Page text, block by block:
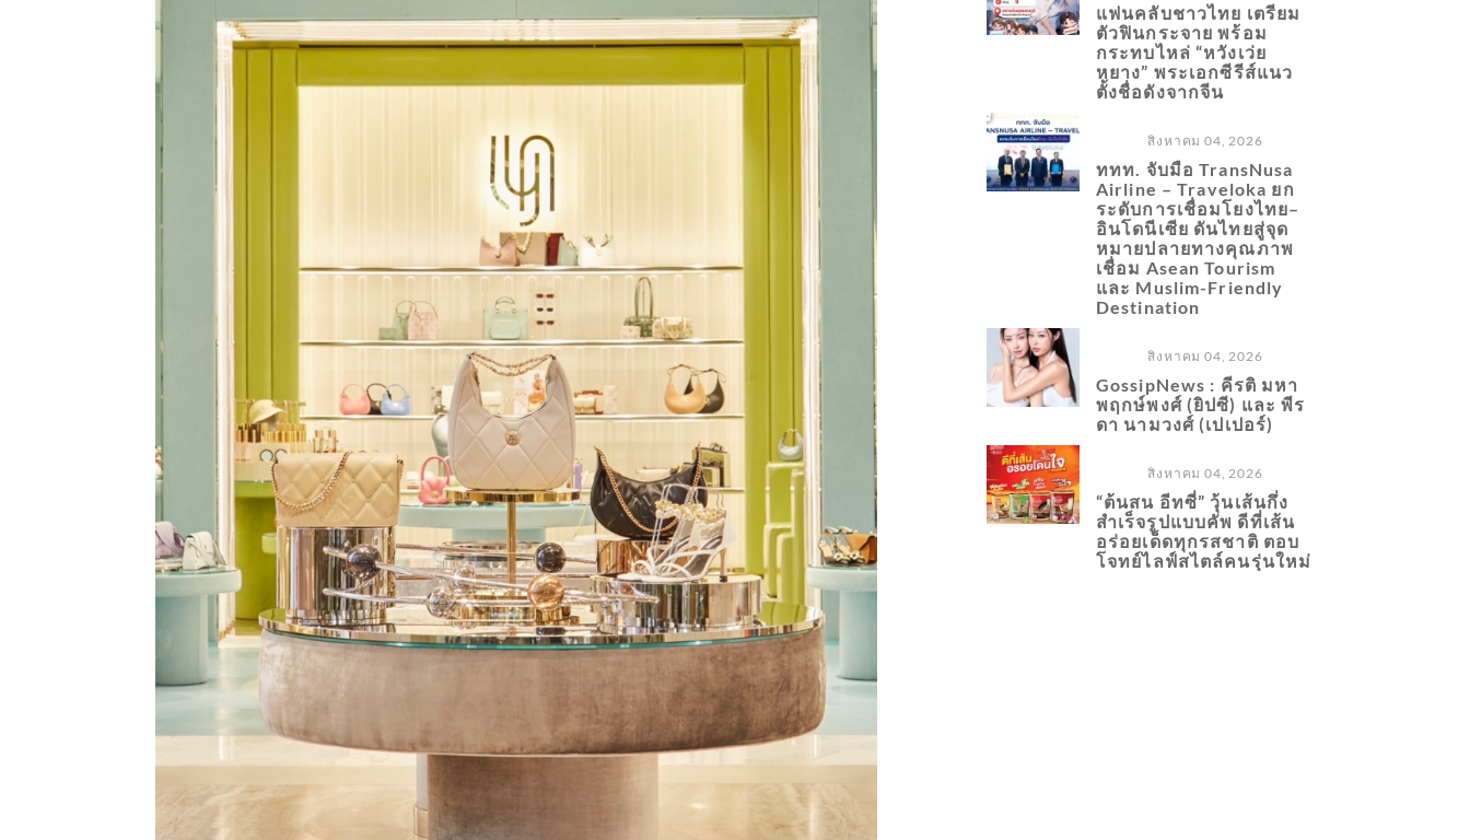
แฟนคลับชาวไทย เตรียม
ตัวฟินกระจาย พร้อม
กระทบไหล่ “หวังเว่ย
หยาง” พระเอกซีรีส์แนว
ตั้งชื่อดังจากจีน
สิงหาคม 04, 2026
ททท. จับมือ TransNusa
Airline – Traveloka ยก
ระดับการเชื่อมโยงไทย–
อินโดนีเซีย ดันไทยสู่จุด
หมายปลายทางคุณภาพ
เชื่อม Asean Tourism
และ Muslim-Friendly
Destination
สิงหาคม 04, 2026
GossipNews : คีรติ มหา
พฤกษ์พงศ์ (ยิปซี) และ พีร
ดา นามวงศ์ (เปเปอร์)
สิงหาคม 04, 2026
“ต้นสน อีทซี่” วุ้นเส้นกึ่ง
สำเร็จรูปแบบคัพ ดีที่เส้น
อร่อยเด็ดทุกรสชาติ ตอบ
โจทย์ไลฟ์สไตล์คนรุ่นใหม่